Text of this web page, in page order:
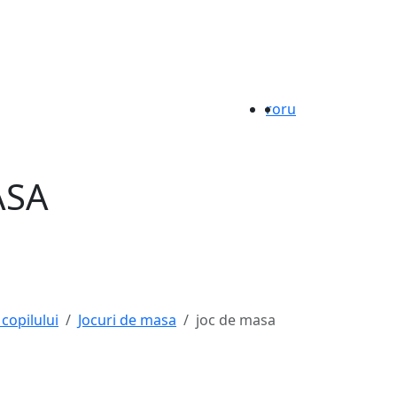
roru
Jocuri de masa joc de masa